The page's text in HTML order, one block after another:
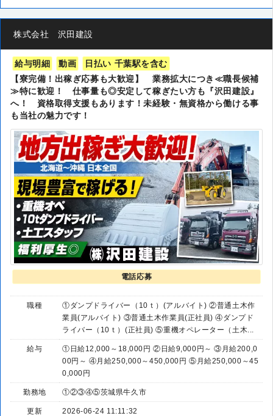
株式会社 沢田建設
給与明細 動画
日払い 千葉駅を含む
【寮完備！出稼ぎ応募も大歓迎】 業務拡大につき≪職長候補
≫特に歓迎！ 仕事量も◎安定して稼ぎたい方も『沢田建設』
へ！ 資格取得支援もあります！未経験・無資格から働ける事
も当社の魅力です！
電話応募
職種
①ダンプドライバー（10ｔ）(アルバイト) ②普通土木作
業員(アルバイト) ③普通土木作業員(正社員) ④ダンプド
ライバー（10ｔ）(正社員) ⑤重機オペレーター（土木...
給与
①日給12,000～18,000円 ②日給9,000円～ ③月給200,0
00円～ ④月給250,000～450,000円 ⑤月給250,000～45
0,000円
勤務地 ①②③④⑤茨城県牛久市
更新 2026-06-24 11:11:32